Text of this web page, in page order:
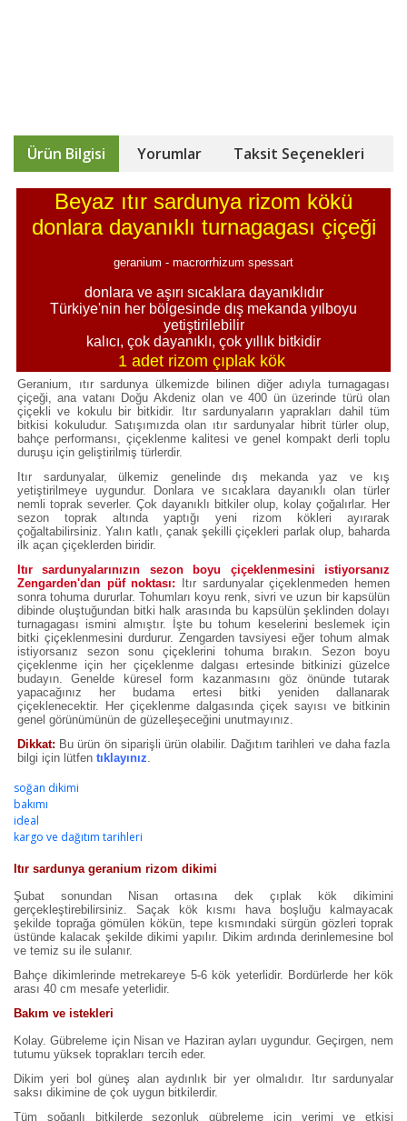
Ürün Bilgisi Yorumlar Taksit Seçenekleri
Beyaz ıtır sardunya rizom kökü
donlara dayanıklı turnagagası çiçeği
geranium - macrorrhizum spessart
donlara ve aşırı sıcaklara dayanıklıdır
Türkiye'nin her bölgesinde dış mekanda yılboyu
yetiştirilebilir
kalıcı, çok dayanıklı, çok yıllık bitkidir
1 adet rizom çıplak kök
Geranium, ıtır sardunya ülkemizde bilinen diğer adıyla turnagagası
çiçeği, ana vatanı Doğu Akdeniz olan ve 400 ün üzerinde türü olan
çiçekli ve kokulu bir bitkidir. Itır sardunyaların yaprakları dahil tüm
bitkisi kokuludur. Satışımızda olan ıtır sardunyalar hibrit türler olup,
bahçe performansı, çiçeklenme kalitesi ve genel kompakt derli toplu
duruşu için geliştirilmiş türlerdir.
Itır sardunyalar, ülkemiz genelinde dış mekanda yaz ve kış
yetiştirilmeye uygundur. Donlara ve sıcaklara dayanıklı olan türler
nemli toprak severler. Çok dayanıklı bitkiler olup, kolay çoğalırlar. Her
sezon toprak altında yaptığı yeni rizom kökleri ayırarak
çoğaltabilirsiniz. Yalın katlı, çanak şekilli çiçekleri parlak olup, baharda
ilk açan çiçeklerden biridir.
Itır sardunyalarınızın sezon boyu çiçeklenmesini istiyorsanız
Zengarden'dan püf noktası: Itır sardunyalar çiçeklenmeden hemen
sonra tohuma dururlar. Tohumları koyu renk, sivri ve uzun bir kapsülün
dibinde oluştuğundan bitki halk arasında bu kapsülün şeklinden dolayı
turnagagası ismini almıştır. İşte bu tohum keselerini beslemek için
bitki çiçeklenmesini durdurur. Zengarden tavsiyesi eğer tohum almak
istiyorsanız sezon sonu çiçeklerini tohuma bırakın. Sezon boyu
çiçeklenme için her çiçeklenme dalgası ertesinde bitkinizi güzelce
budayın. Genelde küresel form kazanmasını göz önünde tutarak
yapacağınız her budama ertesi bitki yeniden dallanarak
çiçeklenecektir. Her çiçeklenme dalgasında çiçek sayısı ve bitkinin
genel görünümünün de güzelleşeceğini unutmayınız.
Dikkat: Bu ürün ön siparişli ürün olabilir. Dağıtım tarihleri ve daha fazla
bilgi için lütfen tıklayınız.
soğan dikimi
bakımı
ideal
kargo ve dağıtım tarihleri
Itır sardunya geranium rizom dikimi
Şubat sonundan Nisan ortasına dek çıplak kök dikimini
gerçekleştirebilirsiniz. Saçak kök kısmı hava boşluğu kalmayacak
şekilde toprağa gömülen kökün, tepe kısmındaki sürgün gözleri toprak
üstünde kalacak şekilde dikimi yapılır. Dikim ardında derinlemesine bol
ve temiz su ile sulanır.
Bahçe dikimlerinde metrekareye 5-6 kök yeterlidir. Bordürlerde her kök
arası 40 cm mesafe yeterlidir.
Bakım ve istekleri
Kolay. Gübreleme için Nisan ve Haziran ayları uygundur. Geçirgen, nem
tutumu yüksek toprakları tercih eder.
Dikim yeri bol güneş alan aydınlık bir yer olmalıdır. Itır sardunyalar
saksı dikimine de çok uygun bitkilerdir.
Tüm soğanlı bitkilerde sezonluk gübreleme için verimi ve etkisi